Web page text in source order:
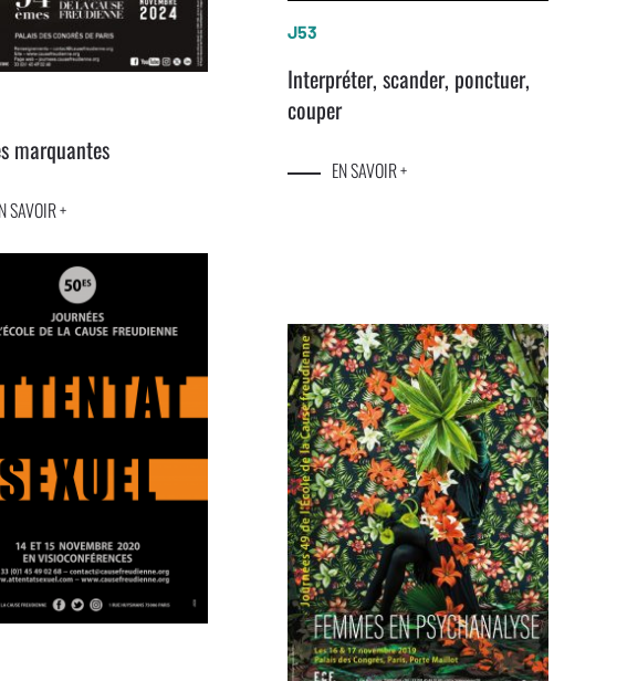
marquantes
SAVOIR +
J53
Interpréter, scander, ponctuer,
couper
EN SAVOIR +